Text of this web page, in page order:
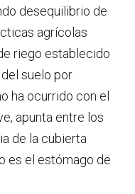
desequilibrio de
agrícolas
riego establecido
suelo por
ha ocurrido con el
apunta entre los
de la cubierta
es el estómago de